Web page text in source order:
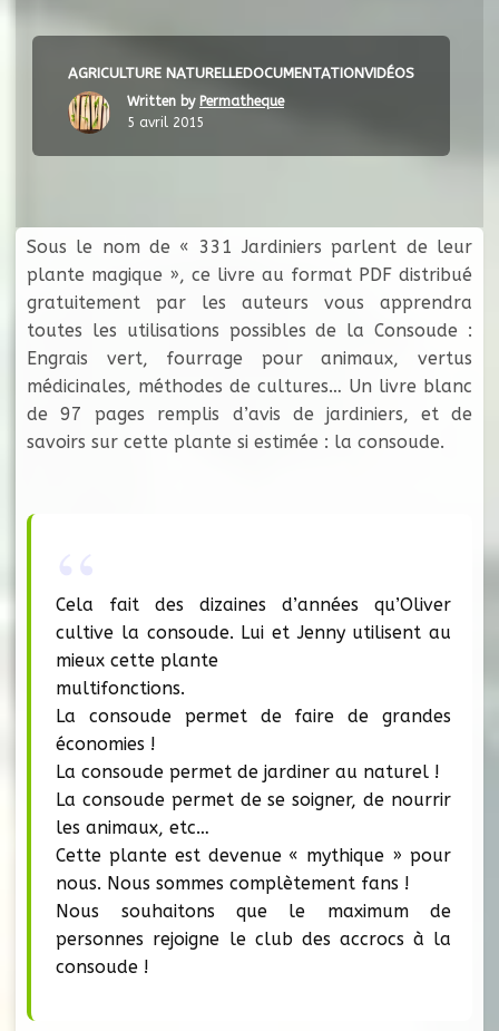
AGRICULTURE NATURELLEDOCUMENTATIONVIDÉOS
Written by Permatheque
5 avril 2015
Sous le nom de « 331 Jardiniers parlent de leur
plante magique », ce livre au format PDF distribué
gratuitement par les auteurs vous apprendra
toutes les utilisations possibles de la Consoude :
Engrais vert, fourrage pour animaux, vertus
médicinales, méthodes de cultures… Un livre blanc
de 97 pages remplis d’avis de jardiniers, et de
savoirs sur cette plante si estimée : la consoude.
Cela fait des dizaines d’années qu’Oliver
cultive la consoude. Lui et Jenny utilisent au
mieux cette plante
multifonctions.
La consoude permet de faire de grandes
économies !
La consoude permet de jardiner au naturel !
La consoude permet de se soigner, de nourrir
les animaux, etc…
Cette plante est devenue « mythique » pour
nous. Nous sommes complètement fans !
Nous souhaitons que le maximum de
personnes rejoigne le club des accrocs à la
consoude !